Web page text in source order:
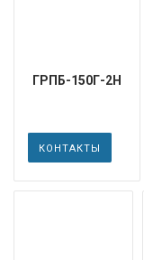
ГРПБ-150Г-2Н
КОНТАКТЫ